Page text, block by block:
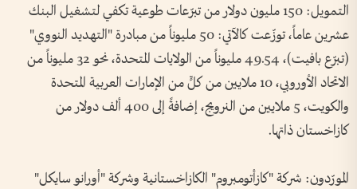
التمويل: 150 مليون دولار من تبرّعات طوعية تكفي لتشغيل البنك
عشرين عاماً، توزّعت كالآتي: 50 مليوناً من مبادرة "التهديد النووي"
(تبرّع بافيت)، 49.54 مليوناً من الولايات المتحدة، نحو 32 مليوناً من
الاتحاد الأوروبي، 10 ملايين من كلٍّ من الإمارات العربية المتحدة
والكويت، 5 ملايين من النرويج، إضافةً إلى 400 ألف دولار من
كازاخستان ذاتها.
المورّدون: شركة "كازأتومبروم" الكازاخستانية وشركة "أورانو سايكل"